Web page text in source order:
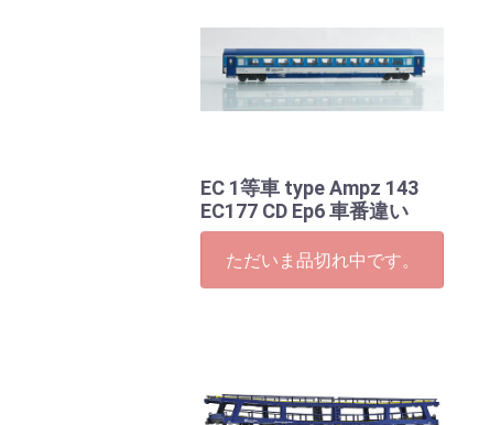
EC 1等車 type Ampz 143
EC177 CD Ep6 車番違い
ただいま品切れ中です。